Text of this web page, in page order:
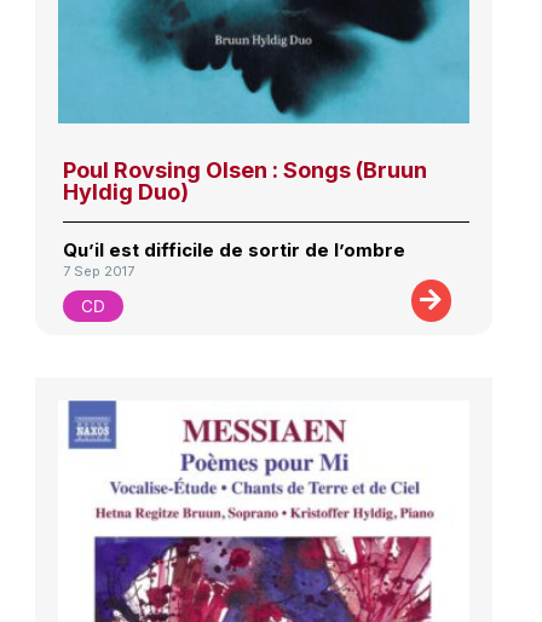
Poul Rovsing Olsen : Songs (Bruun
Hyldig Duo)
Qu’il est difficile de sortir de l’ombre
7 Sep 2017
CD